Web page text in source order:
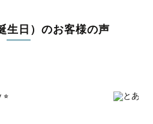
生日）のお客様の声